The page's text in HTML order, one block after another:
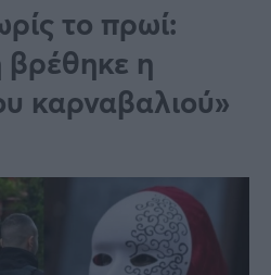
το πρωί:
η
καρναβαλιού»